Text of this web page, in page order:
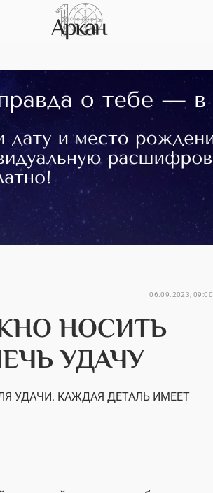
06.09.2023, 09:00
НОСИТЬ
УДАЧУ
УДАЧИ. КАЖДАЯ ДЕТАЛЬ ИМЕЕТ